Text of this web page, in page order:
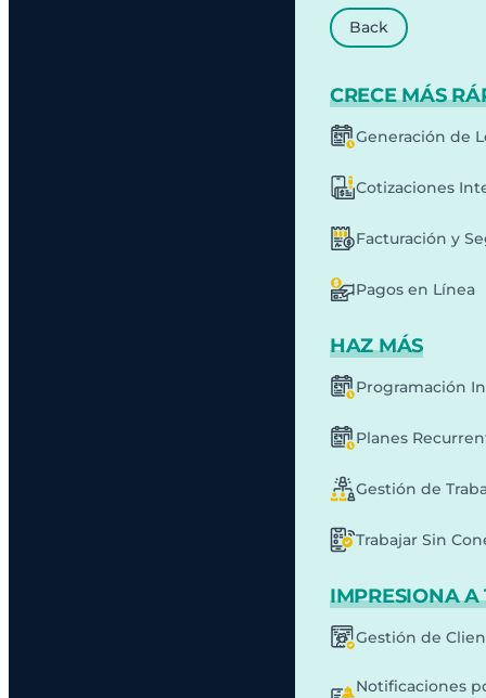
Back
CRECE MÁS
Generación de
Cotizaciones
Facturación y
Pagos en Línea
HAZ MÁS
Programación
Planes
Gestión de
Trabajar Sin
IMPRESIONA A
Gestión de
Notificaciones